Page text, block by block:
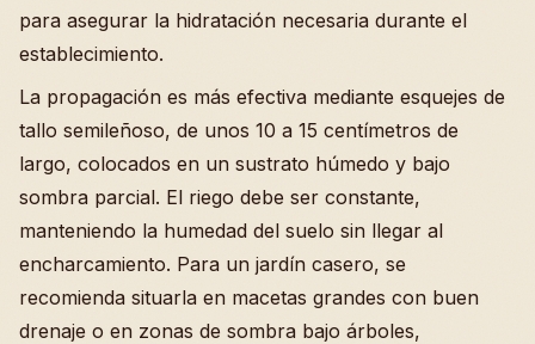
para asegurar la hidratación necesaria durante el
establecimiento.
La propagación es más efectiva mediante esquejes de
tallo semileñoso, de unos 10 a 15 centímetros de
largo, colocados en un sustrato húmedo y bajo
sombra parcial. El riego debe ser constante,
manteniendo la humedad del suelo sin llegar al
encharcamiento. Para un jardín casero, se
recomienda situarla en macetas grandes con buen
drenaje o en zonas de sombra bajo árboles,